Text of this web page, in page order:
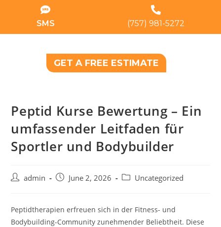
SMS (757) 981-5272
GET A FREE ESTIMATE
Peptid Kurse Bewertung – Ein
umfassender Leitfaden für
Sportler und Bodybuilder
admin June 2, 2026 Uncategorized
Peptidtherapien erfreuen sich in der Fitness- und
Bodybuilding-Community zunehmender Beliebtheit. Diese